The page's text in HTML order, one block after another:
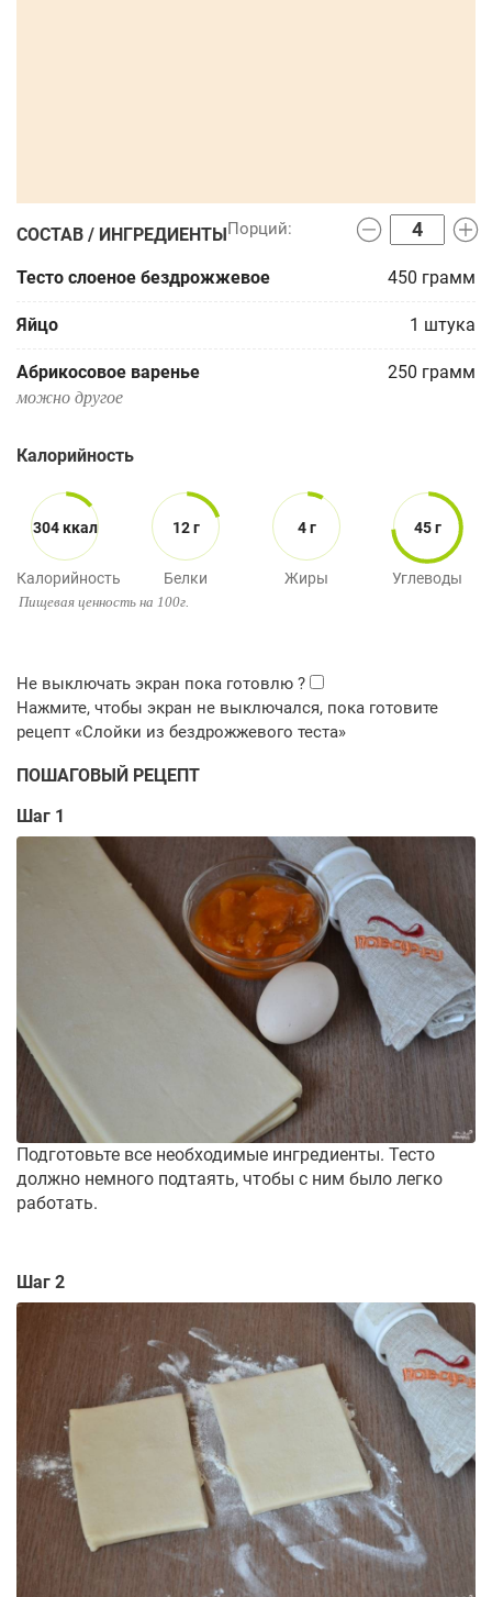
СОСТАВ / ИНГРЕДИЕНТЫ
Тесто слоеное бездрожжевое 450 грамм
Яйцо 1 штука
Абрикосовое варенье 250 грамм
можно другое
Калорийность
304 ккал
Калорийность
12 г
Белки
4 г
Жиры
45 г
Углеводы
Пищевая ценность на 100г.
ПОШАГОВЫЙ РЕЦЕПТ
Шаг 1
Подготовьте все необходимые ингредиенты. Тесто
должно немного подтаять, чтобы с ним было легко
работать.
Шаг 2